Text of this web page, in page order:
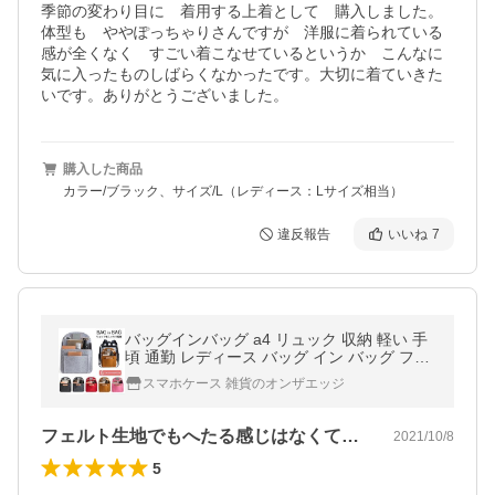
季節の変わり目に　着用する上着として　購入しました。
体型も　ややぽっちゃりさんですが　洋服に着られている
感が全くなく　すごい着こなせているというか　こんなに
気に入ったものしばらくなかったです。大切に着ていきた
いです。ありがとうございました。
購入した商品
カラー/ブラック、サイズ/L（レディース：Lサイズ相当）
違反報告 いいね 7
バッグインバッグ a4 リュック 収納 軽い 手
頃 通勤 レディース バッグ イン バッグ フェ
ルト 小さめ 大きめ おしゃれ かわいい メン
ズ 20代 30代 40代 50代
スマホケース 雑貨のオンザエッジ
フェルト生地でもへたる感じはなくてしっ… 2021/10/8
5